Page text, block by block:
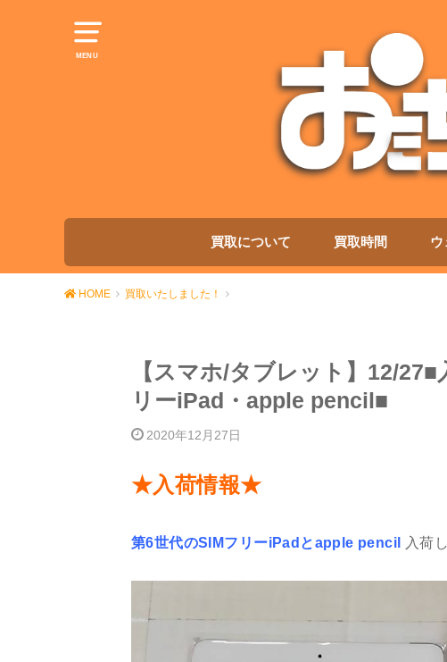
MENU
買取について 買取時間 ウ
HOME 買取いたしました！
【スマホ/タブレット】12/
リーiPad・apple pencil■
2020年12月27日
★入荷情報★
第6世代のSIMフリーiPadとapple pencil 入荷